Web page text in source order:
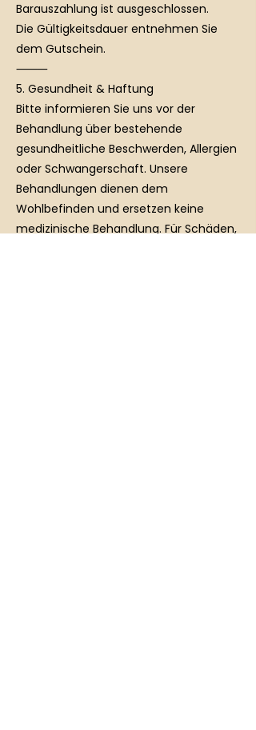
Barauszahlung ist ausgeschlossen.
Die Gültigkeitsdauer entnehmen Sie
dem Gutschein.
⸻
5. Gesundheit & Haftung
Bitte informieren Sie uns vor der
Behandlung über bestehende
gesundheitliche Beschwerden, Allergien
oder Schwangerschaft. Unsere
Behandlungen dienen dem
Wohlbefinden und ersetzen keine
medizinische Behandlung. Für Schäden,